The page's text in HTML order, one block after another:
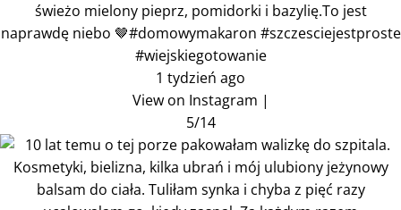
świeżo mielony pieprz, pomidorki i bazylię.To jest
naprawdę niebo 🤎#domowymakaron #szczesciejestproste
#wiejskiegotowanie
1 tydzień ago
View on Instagram |
5/14